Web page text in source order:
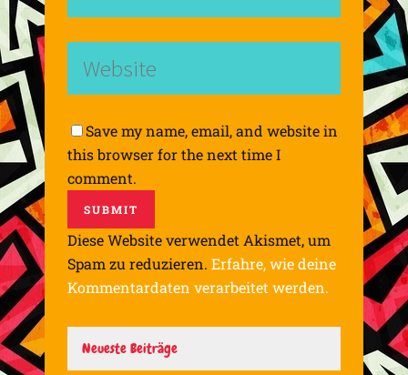
Save my name, email, and website in
this browser for the next time I
comment.
Diese Website verwendet Akismet, um
Spam zu reduzieren. Erfahre, wie deine
Kommentardaten verarbeitet werden.
Neueste Beiträge